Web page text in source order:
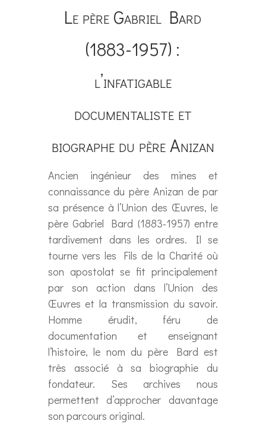
Le père Gabriel Bard
(1883-1957) :
l’infatigable
documentaliste et
biographe du père Anizan
Ancien ingénieur des mines et
connaissance du père Anizan de par
sa présence à l’Union des Œuvres, le
père Gabriel Bard (1883-1957) entre
tardivement dans les ordres. Il se
tourne vers les Fils de la Charité où
son apostolat se fit principalement
par son action dans l’Union des
Œuvres et la transmission du savoir.
Homme érudit, féru de
documentation et enseignant
l’histoire, le nom du père Bard est
très associé à sa biographie du
fondateur. Ses archives nous
permettent d’approcher davantage
son parcours original.